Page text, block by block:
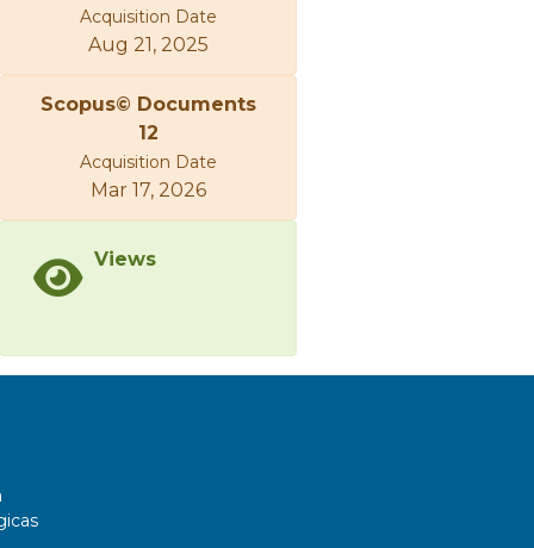
Acquisition Date
Aug 21, 2025
Scopus© Documents
12
Acquisition Date
Mar 17, 2026
Views